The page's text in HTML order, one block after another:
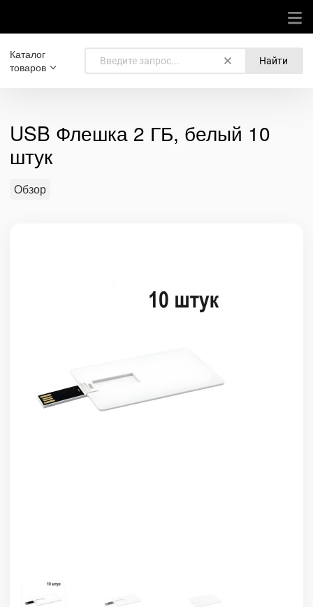
Каталог
товаров
Найти
USB Флешка 2 ГБ, белый 10
штук
Обзор